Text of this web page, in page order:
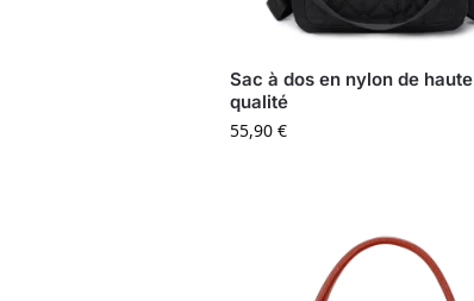
Sac à dos en nylon de haute
qualité
55,90€